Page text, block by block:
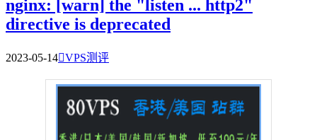
nginx: [warn] the "listen ... http2"
directive is deprecated
2023-05-14VPS测评